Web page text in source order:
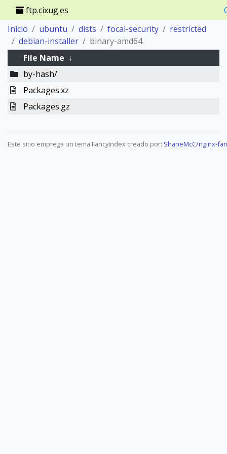
ftp.cixug.es
Inicio
ubuntu dists focal-security
restricted
debian-installer
binary-amd64
File Name ↓
by-hash/
Packages.xz
Packages.gz
Este sitio emprega un tema FancyIndex creado por: ShaneMcC/nginx-